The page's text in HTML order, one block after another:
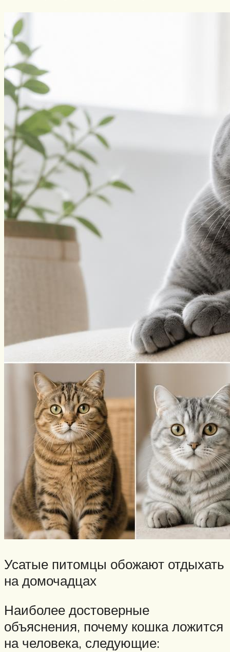
Усатые питомцы обожают отдыхать
на домочадцах
Наиболее достоверные
объяснения, почему кошка ложится
на человека, следующие: